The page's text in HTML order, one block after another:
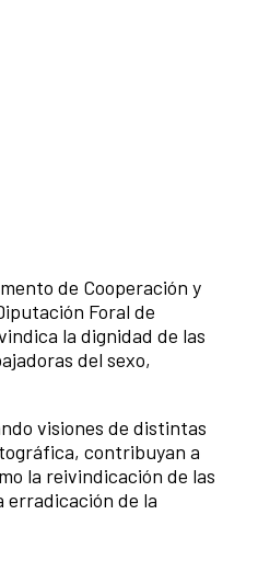
de Cooperación y
Foral de
la dignidad de las
del sexo,
visiones de distintas
contribuyan a
la reivindicación de las
erradicación de la